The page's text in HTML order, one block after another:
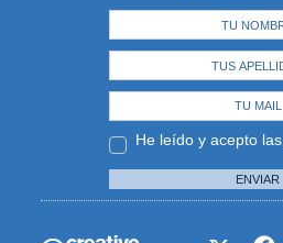
He leído y acepto las
ENVIAR